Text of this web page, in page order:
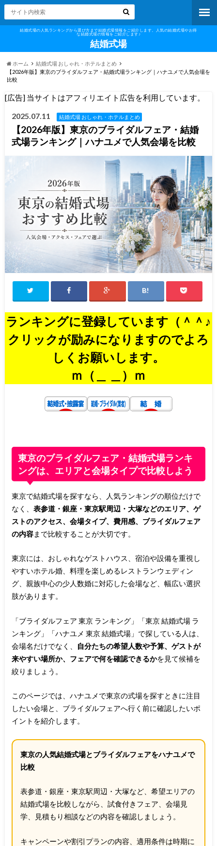
結婚式場の人気ランキングから選び方まで結婚式場情報をご紹介します。人気の結婚式場やお得
な結婚式場の情報をご紹介します♪
結婚式場
ホーム
結婚式場 おしゃれ・ホテルまとめ
【2026年版】東京のブライダルフェア・結婚式場ランキング｜ハナユメで人気会場を
比較
[広告] 当サイトはアフィリエイト広告を利用しています。
2025.07.11 結婚式場 おしゃれ・ホテルまとめ
【2026年版】東京のブライダルフェア・結婚
式場ランキング｜ハナユメで人気会場を比較
ランキングに登録しています（＾＾♪
クリックが励みになりますのでよろ
しくお願いします。
ｍ（＿ ＿）ｍ
東京のブライダルフェア・結婚式場ランキ
ングは、エリアと会場タイプで比較しよう
東京で結婚式場を探すなら、人気ランキングの順位だけで
なく、 表参道・銀座・東京駅周辺・大塚などのエリア、ゲ
ストのアクセス、会場タイプ、費用感、ブライダルフェア
の内容まで比較することが大切です。
東京には、おしゃれなゲストハウス、宿泊や設備を重視し
やすいホテル婚、料理を楽しめるレストランウェディン
グ、親族中心の少人数婚に対応した会場など、幅広い選択
肢があります。
「ブライダルフェア 東京 ランキング」「東京 結婚式場 ラ
ンキング」「ハナユメ 東京 結婚式場」で探している人は、
会場名だけでなく、
自分たちの希望人数や予算、ゲストが
来やすい場所か、フェアで何を確認できるかを見て候補を
絞りましょう。
このページでは、ハナユメで東京の式場を探すときに注目
したい会場と、ブライダルフェアへ行く前に確認したいポ
イントを紹介します。
東京の人気結婚式場とブライダルフェアをハナユメで
比較
表参道・銀座・東京駅周辺・大塚など、希望エリアの
結婚式場を比較しながら、試食付きフェア、会場見
学、見積もり相談などの内容を確認しましょう。
キャンペーンや割引プランの内容、適用条件は時期に